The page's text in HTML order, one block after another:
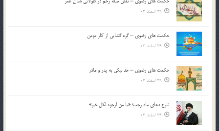
29 اسفند 03
حکمت های رضوی – گره گشایی از کار مومن
29 اسفند 03
حکمت های رضوی – حد نیکی به پدر و مادر
29 اسفند 03
شرح دعای ماه رجب؛ «یا من ارجوه لکل خیر»
29 اسفند 03